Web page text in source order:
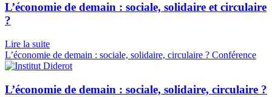
L’économie de demain : sociale, solidaire et circulaire
?
Lire la suite
L’économie de demain : sociale, solidaire, circulaire ? Conférence
L’économie de demain : sociale, solidaire, circulaire ?